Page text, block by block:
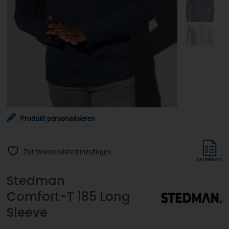
Produkt personalisieren
Zur Wunschliste hinzufügen
Stedman
Comfort-T 185 Long
Sleeve